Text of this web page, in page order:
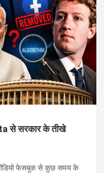
से सरकार के तीखे
वीडियो फेसबुक से कुछ समय के